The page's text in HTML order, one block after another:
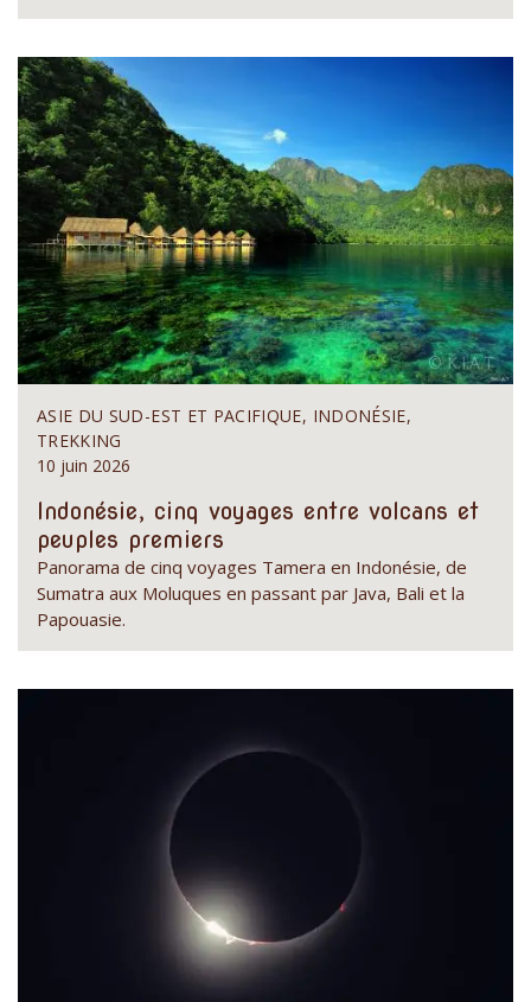
ASIE DU SUD-EST ET PACIFIQUE, INDONÉSIE,
TREKKING
10 juin 2026
Indonésie, cinq voyages entre volcans et
peuples premiers
Panorama de cinq voyages Tamera en Indonésie, de
Sumatra aux Moluques en passant par Java, Bali et la
Papouasie.